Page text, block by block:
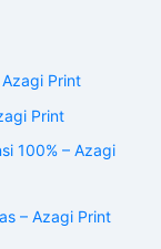
Print
Print
100% – Azagi
– Azagi Print